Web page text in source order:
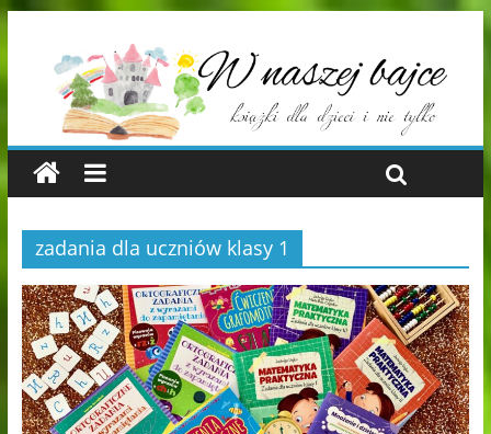
zadania dla uczniów klasy 1